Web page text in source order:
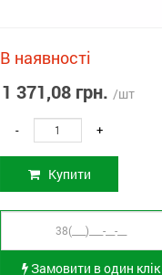
В наявності
1 371,08 грн. /шт
- +
Купити
Замовити в один клік